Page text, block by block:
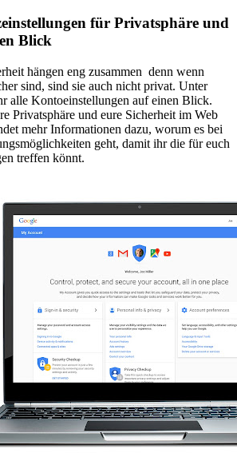
für Privatsphäre und
Blick
hängen eng zusammen denn wenn
sind, sind sie auch nicht privat. Unter
alle Kontoeinstellungen auf einen Blick.
Privatsphäre und eure Sicherheit im Web
mehr Informationen dazu, worum es bei
geht, damit ihr die für euch
treffen könnt.